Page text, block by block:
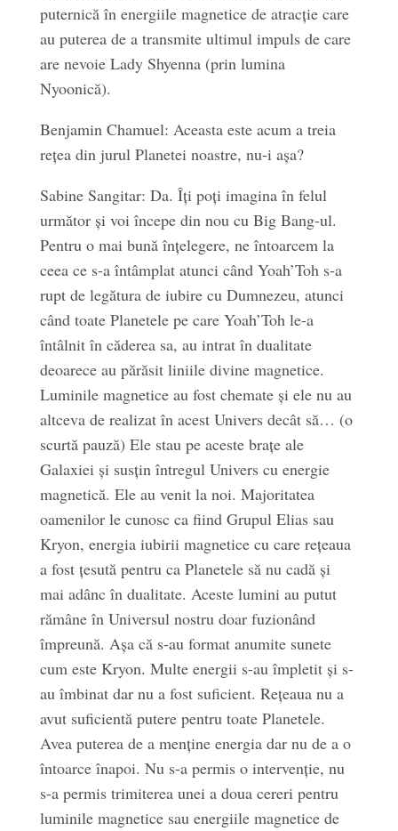
puternică în energiile magnetice de atracție care
au puterea de a transmite ultimul impuls de care
are nevoie Lady Shyenna (prin lumina
Nyoonică).
Benjamin Chamuel: Aceasta este acum a treia
rețea din jurul Planetei noastre, nu-i așa?
Sabine Sangitar: Da. Îți poți imagina în felul
următor și voi începe din nou cu Big Bang-ul.
Pentru o mai bună înțelegere, ne întoarcem la
ceea ce s-a întâmplat atunci când Yoah’Toh s-a
rupt de legătura de iubire cu Dumnezeu, atunci
când toate Planetele pe care Yoah’Toh le-a
întâlnit în căderea sa, au intrat în dualitate
deoarece au părăsit liniile divine magnetice.
Luminile magnetice au fost chemate și ele nu au
altceva de realizat în acest Univers decât să… (o
scurtă pauză) Ele stau pe aceste brațe ale
Galaxiei și susțin întregul Univers cu energie
magnetică. Ele au venit la noi. Majoritatea
oamenilor le cunosc ca fiind Grupul Elias sau
Kryon, energia iubirii magnetice cu care rețeaua
a fost țesută pentru ca Planetele să nu cadă și
mai adânc în dualitate. Aceste lumini au putut
rămâne în Universul nostru doar fuzionând
împreună. Așa că s-au format anumite sunete
cum este Kryon. Multe energii s-au împletit și s-
au îmbinat dar nu a fost suficient. Rețeaua nu a
avut suficientă putere pentru toate Planetele.
Avea puterea de a menține energia dar nu de a o
întoarce înapoi. Nu s-a permis o intervenție, nu
s-a permis trimiterea unei a doua cereri pentru
luminile magnetice sau energiile magnetice de